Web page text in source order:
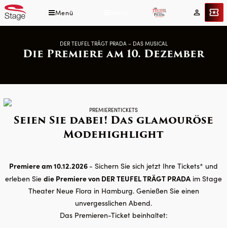
Direkt
zum
Menü
Mein
Konto
DER TEUFEL TRÄGT PRADA – DAS MUSICAL
Die Premiere am 10. Dezember
PREMIERENTICKETS
Seien Sie dabei! Das glamouröse
Modehighlight
Premiere am 10.12.2026 - Sichern Sie sich jetzt Ihre Tickets* und
erleben Sie die Premiere von DER TEUFEL TRÄGT PRADA im Stage
Theater Neue Flora in Hamburg. Genießen Sie einen
unvergesslichen Abend.
Das Premieren-Ticket beinhaltet: